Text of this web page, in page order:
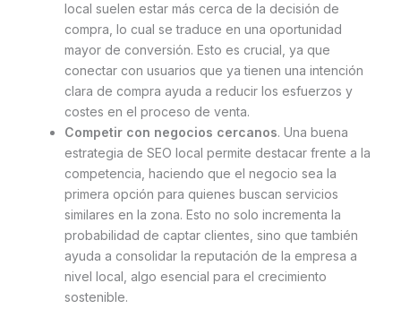
local suelen estar más cerca de la decisión de
compra, lo cual se traduce en una oportunidad
mayor de conversión. Esto es crucial, ya que
conectar con usuarios que ya tienen una intención
clara de compra ayuda a reducir los esfuerzos y
costes en el proceso de venta.
Competir con negocios cercanos. Una buena
estrategia de SEO local permite destacar frente a la
competencia, haciendo que el negocio sea la
primera opción para quienes buscan servicios
similares en la zona. Esto no solo incrementa la
probabilidad de captar clientes, sino que también
ayuda a consolidar la reputación de la empresa a
nivel local, algo esencial para el crecimiento
sostenible.